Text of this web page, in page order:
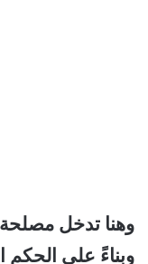
وهنا تدخل
وبناءً على